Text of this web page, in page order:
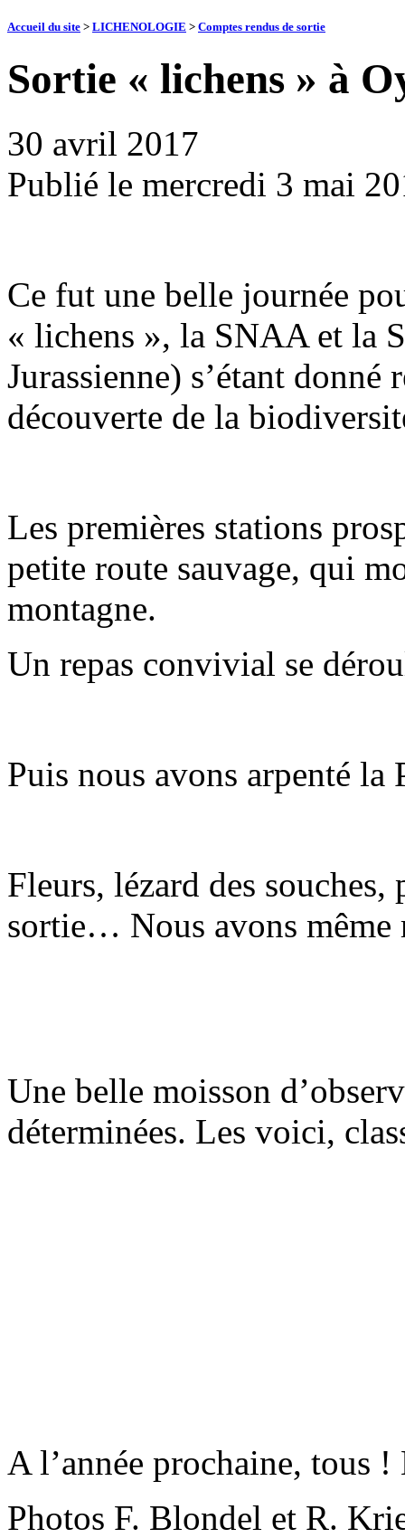
Accueil du site > LICHENOLOGIE > Comptes rendus de sortie
Sortie « lichens » à
30 avril 2017
Publié le mercredi 3 mai
Ce fut une belle journée
« lichens », la SNAA et la
Jurassienne) s’étant
découverte de la
Les premières stations
petite route sauvage, qui
montagne.
Un repas convivial se
Puis nous avons arpenté la
Fleurs, lézard des
sortie… Nous avons même
Une belle moisson
déterminées. Les voici,
A l’année prochaine, tous
Photos F. Blondel et R.